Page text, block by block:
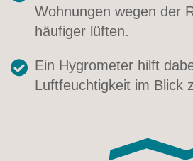
Wohnungen wegen der
häufiger lüften.
Ein Hygrometer hilft
Luftfeuchtigkeit im Blick